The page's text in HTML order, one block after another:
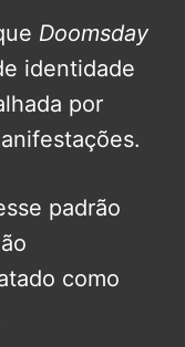
Doomsday
identidade
por
padrão
como